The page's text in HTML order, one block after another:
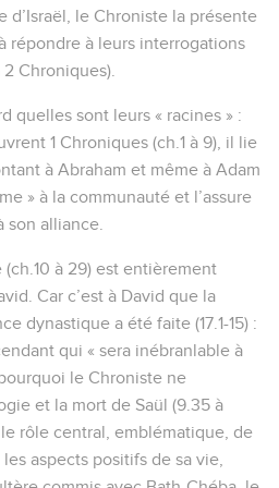
d’Israël, le Chroniste la présente
répondre à leurs interrogations
Chroniques).
quelles sont leurs « racines » :
1 Chroniques (ch.1 à 9), il lie
à Abraham et même à Adam
» à la communauté et l’assure
son alliance.
à 29) est entièrement
Car c’est à David que la
dynastique a été faite (17.1-15) :
qui « sera inébranlable à
pourquoi le Chroniste ne
et la mort de Saül (9.35 à
rôle central, emblématique, de
aspects positifs de sa vie,